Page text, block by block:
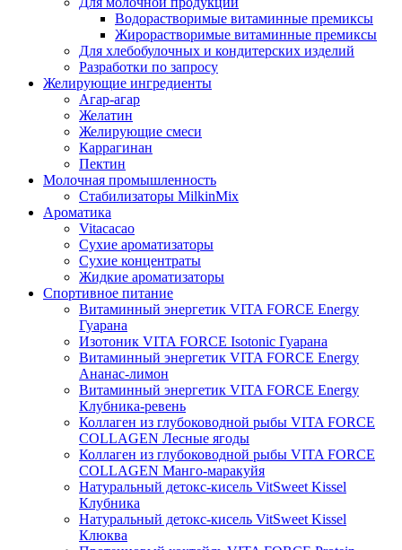
Водорастворимые витаминные премиксы
Жирорастворимые витаминные премиксы
Для хлебобулочных и кондитерских изделий
Разработки по запросу
Желирующие ингредиенты
Агар-агар
Желатин
Желирующие смеси
Каррагинан
Пектин
Молочная промышленность
Стабилизаторы MilkinMix
Ароматика
Vitacacao
Сухие ароматизаторы
Сухие концентраты
Жидкие ароматизаторы
Спортивное питание
Витаминный энергетик VITA FORCE Energy
Гуарана
Изотоник VITA FORCE Isotonic Гуарана
Витаминный энергетик VITA FORCE Energy
Ананас-лимон
Витаминный энергетик VITA FORCE Energy
Клубника-ревень
Коллаген из глубоководной рыбы VITA FORCE
COLLAGEN Лесные ягоды
Коллаген из глубоководной рыбы VITA FORCE
COLLAGEN Манго-маракуйя
Натуральный детокс-кисель VitSweet Kissel
Клубника
Натуральный детокс-кисель VitSweet Kissel
Клюква